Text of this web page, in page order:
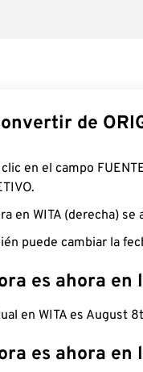
de
clic en el campo
en WITA (derecha)
puede cambiar la
es ahora en
en WITA es August
es ahora en